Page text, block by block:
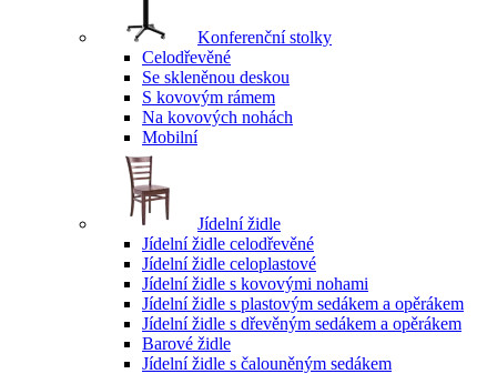
Konferenční stolky
Celodřevěné
Se skleněnou deskou
S kovovým rámem
Na kovových nohách
Mobilní
Jídelní židle
Jídelní židle celodřevěné
Jídelní židle celoplastové
Jídelní židle s kovovými nohami
Jídelní židle s plastovým sedákem a opěrákem
Jídelní židle s dřevěným sedákem a opěrákem
Barové židle
Jídelní židle s čalouněným sedákem